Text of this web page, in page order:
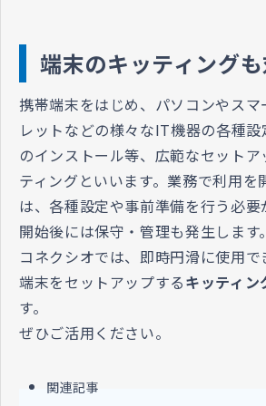
端末のキッティング
携帯端末をはじめ、パソコンやス
レットなどの様々なIT機器の各種
のインストール等、広範なセット
ティングといいます。業務で利用を
は、各種設定や事前準備を行う必
開始後には保守・管理も発生します。
コネクシオでは、即時円滑に使用
端末をセットアップするキッティン
す。
ぜひご活用ください。
関連記事